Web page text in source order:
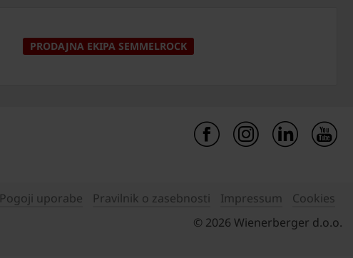
PRODAJNA EKIPA SEMMELROCK
Pogoji uporabe Pravilnik o zasebnosti Impressum
Cookies
© 2026 Wienerberger d.o.o.